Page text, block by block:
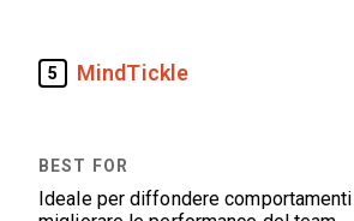
5 MindTickle
Ideale per diffondere